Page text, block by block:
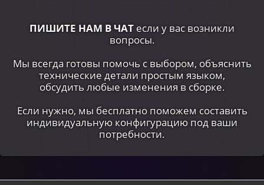
ПИШИТЕ НАМ В ЧАТ если у вас возникли
вопросы.
Мы всегда готовы помочь с выбором, объяснить
технические детали простым языком,
обсудить любые изменения в сборке.
Если нужно, мы бесплатно поможем составить
индивидуальную конфигурацию под ваши
потребности.